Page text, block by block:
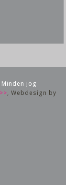
jog
>>, Webdesign by